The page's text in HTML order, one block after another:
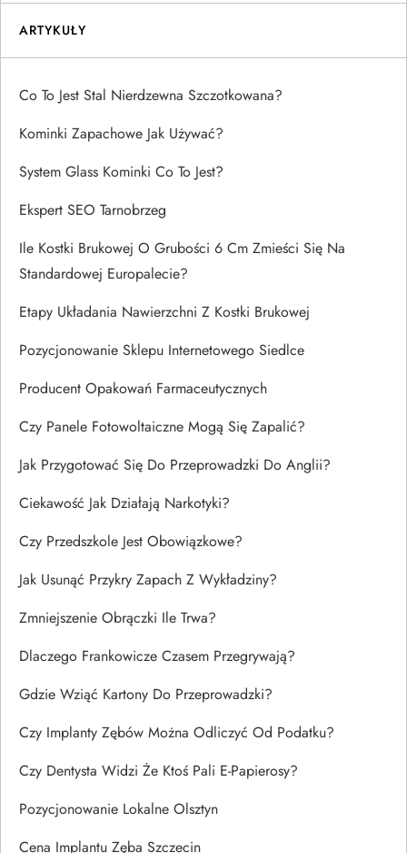
ARTYKUŁY
Co To Jest Stal Nierdzewna Szczotkowana?
Kominki Zapachowe Jak Używać?
System Glass Kominki Co To Jest?
Ekspert SEO Tarnobrzeg
Ile Kostki Brukowej O Grubości 6 Cm Zmieści Się Na
Standardowej Europalecie?
Etapy Układania Nawierzchni Z Kostki Brukowej
Pozycjonowanie Sklepu Internetowego Siedlce
Producent Opakowań Farmaceutycznych
Czy Panele Fotowoltaiczne Mogą Się Zapalić?
Jak Przygotować Się Do Przeprowadzki Do Anglii?
Ciekawość Jak Działają Narkotyki?
Czy Przedszkole Jest Obowiązkowe?
Jak Usunąć Przykry Zapach Z Wykładziny?
Zmniejszenie Obrączki Ile Trwa?
Dlaczego Frankowicze Czasem Przegrywają?
Gdzie Wziąć Kartony Do Przeprowadzki?
Czy Implanty Zębów Można Odliczyć Od Podatku?
Czy Dentysta Widzi Że Ktoś Pali E-Papierosy?
Pozycjonowanie Lokalne Olsztyn
Cena Implantu Zęba Szczecin